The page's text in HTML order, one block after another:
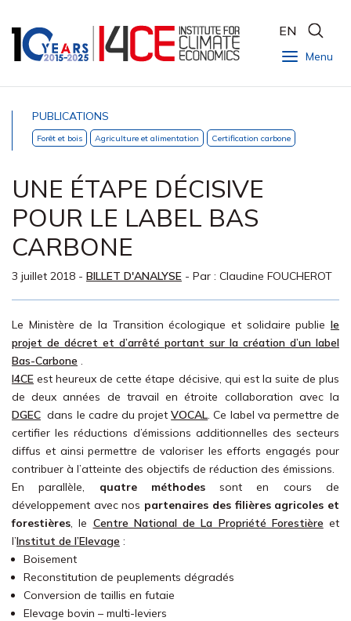
Menu
EN
PUBLICATIONS
Forêt et bois Agriculture et alimentation Certification carbone
UNE ÉTAPE DÉCISIVE
POUR LE LABEL BAS
CARBONE
3 juillet 2018 - BILLET D'ANALYSE - Par : Claudine FOUCHEROT
Le Ministère de la Transition écologique et solidaire publie le
projet de décret et d’arrêté portant sur la création d’un label
Bas-Carbone .
I4CE est heureux de cette étape décisive, qui est la suite de plus
de deux années de travail en étroite collaboration avec la
DGEC dans le cadre du projetVOCAL. Ce label va permettre de
certifier les réductions d’émissions additionnelles des secteurs
diffus et ainsi permettre de valoriser les efforts engagés pour
contribuer à l’atteinte des objectifs de réduction des émissions.
En parallèle, quatre méthodessont en cours de
développement avec nos partenaires des filières agricoles et
forestières, le Centre National de La Propriété Forestière et
l’Institut de l’Elevage :
Boisement
Reconstitution de peuplements dégradés
Conversion de taillis en futaie
Elevage bovin – multi-leviers